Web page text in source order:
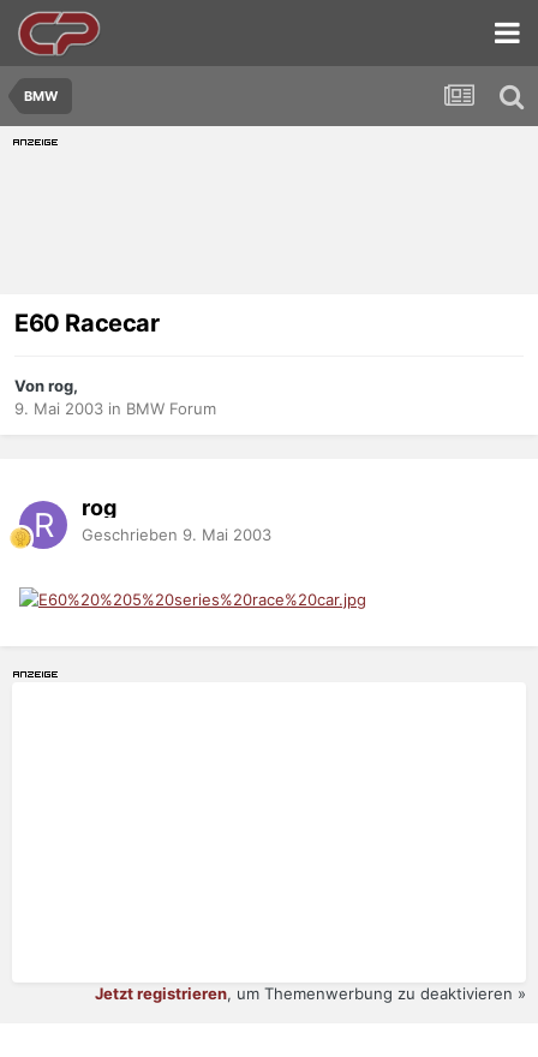
BMW
E60 Racecar
Von rog,
9. Mai 2003 in BMW Forum
rog
Geschrieben 9. Mai 2003
Jetzt registrieren, um Themenwerbung zu deaktivieren »